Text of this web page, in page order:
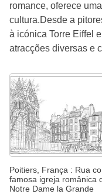
romance, oferece
cultura.Desde a
à icónica Torre Eiffel
atracções diversas e
Poitiers, França : Rua
famosa igreja românica
Notre Dame la Grande